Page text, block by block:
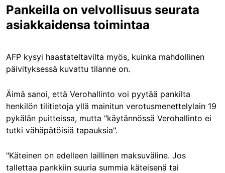
Pankeilla on velvollisuus seurata
asiakkaidensa toimintaa
AFP kysyi haastateltavilta myös, kuinka mahdollinen
päivityksessä kuvattu tilanne on.
Äimä sanoi, että Verohallinto voi pyytää pankilta
henkilön tilitietoja yllä mainitun verotusmenettelylain 19
pykälän puitteissa, mutta "käytännössä Verohallinto ei
tutki vähäpätöisiä tapauksia".
"Käteinen on edelleen laillinen maksuväline. Jos
tallettaa pankkiin suuria summia käteisenä tai